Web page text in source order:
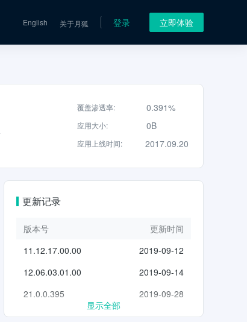
English 关于月狐 登录 立即体验
覆盖渗透率: 0.391%
应用大小: 0B
应用上线时间: 2017.09.20
更新记录
版本号
更新时间
11.12.17.00.00
2019-09-12
12.06.03.01.00
2019-09-14
21.0.0.395
2019-09-28
显示全部